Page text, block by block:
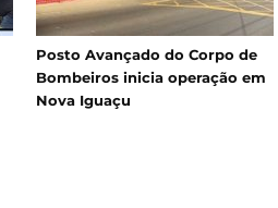
Posto Avançado do Corpo de
Bombeiros inicia operação em
Nova Iguaçu